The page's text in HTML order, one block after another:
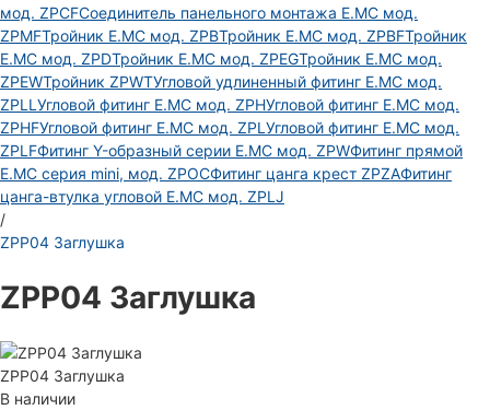
мод. ZPCFСоединитель панельного монтажа E.MC мод.
ZPMFТройник E.MC мод. ZPBТройник E.MC мод. ZPBFТройник
E.MC мод. ZPDТройник E.MC мод. ZPEGТройник E.MC мод.
ZPEWТройник ZPWTУгловой удлиненный фитинг E.MC мод.
ZPLL Угловой фитинг E.MC мод. ZPHУгловой фитинг E.MC мод.
ZPHFУгловой фитинг E.MC мод. ZPL Угловой фитинг E.MC мод.
ZPLFФитинг Y-образный серии E.MC мод. ZPWФитинг прямой
E.MC серия mini, мод. ZPOCФитинг цанга крест ZPZAФитинг
цанга-втулка угловой Е.МС мод. ZPLJ
/
ZPP04 Заглушка
ZPP04 Заглушка
ZPP04 Заглушка
В наличии